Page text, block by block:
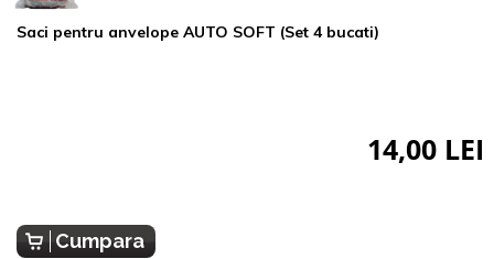
Saci pentru anvelope AUTO SOFT (Set 4 bucati)
14,00 LEI
Cumpara